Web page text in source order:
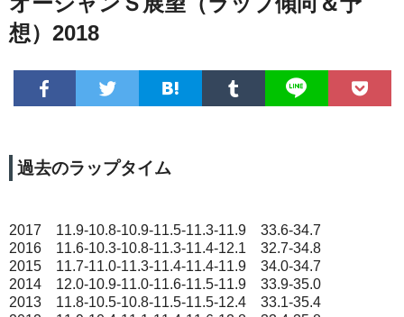
想）2018
過去のラップタイム
2017 11.9-10.8-10.9-11.5-11.3-11.9 33.6-34.7
2016 11.6-10.3-10.8-11.3-11.4-12.1 32.7-34.8
2015 11.7-11.0-11.3-11.4-11.4-11.9 34.0-34.7
2014 12.0-10.9-11.0-11.6-11.5-11.9 33.9-35.0
2013 11.8-10.5-10.8-11.5-11.5-12.4 33.1-35.4